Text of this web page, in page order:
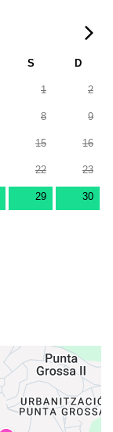
S D
1 2
8 9
15 16
22 23
29 30